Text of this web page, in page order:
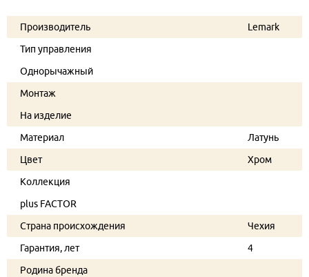
Производитель
Lemark
Тип управления
Однорычажный
Монтаж
На изделие
Материал
Латунь
Цвет
Хром
Коллекция
plus FACTOR
Страна происхождения
Чехия
Гарантия, лет
4
Родина бренда